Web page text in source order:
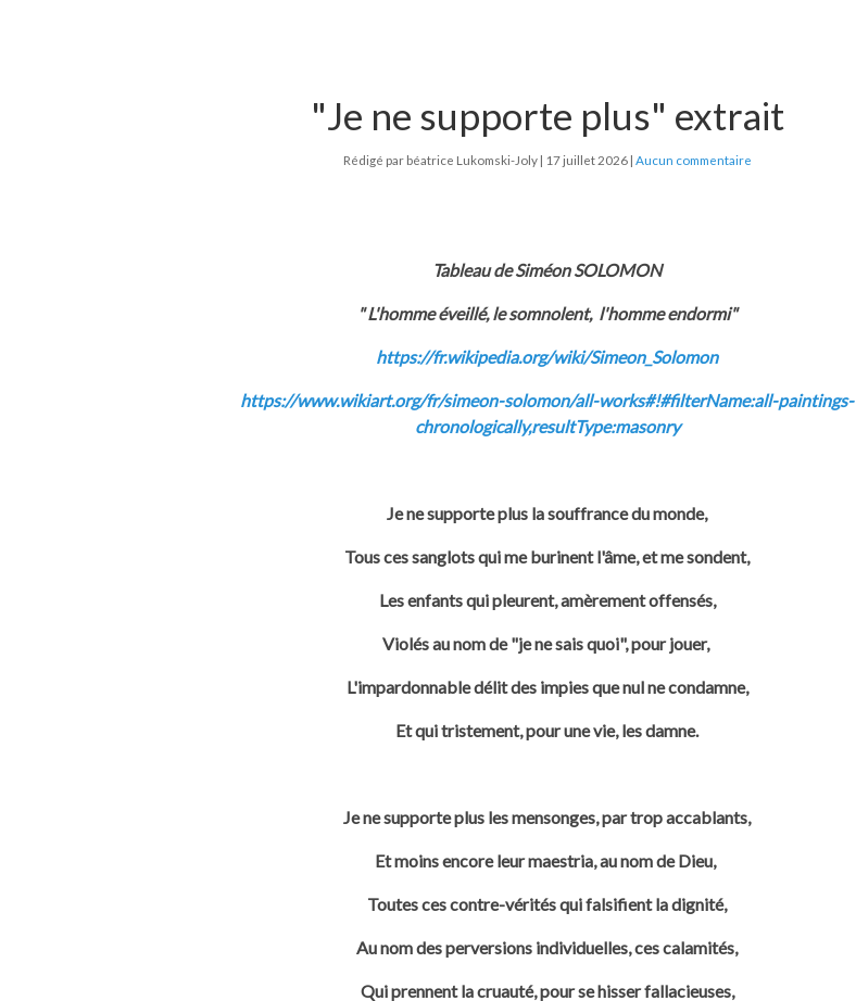
"Je ne supporte plus" extrait
Rédigé par béatrice Lukomski-Joly 17 juillet 2026 Aucun commentaire
Tableau de Siméon SOLOMON
" L'homme éveillé, le somnolent, l'homme endormi"
https://fr.wikipedia.org/wiki/Simeon_Solomon
https://www.wikiart.org/fr/simeon-solomon/all-works#!#filterName:all-paintings-
chronologically,resultType:masonry
Je ne supporte plus la souffrance du monde,
Tous ces sanglots qui me burinent l'âme, et me sondent,
Les enfants qui pleurent, amèrement offensés,
Violés au nom de "je ne sais quoi", pour jouer,
L'impardonnable délit des impies que nul ne condamne,
Et qui tristement, pour une vie, les damne.
Je ne supporte plus les mensonges, par trop accablants,
Et moins encore leur maestria, au nom de Dieu,
Toutes ces contre-vérités qui falsifient la dignité,
Au nom des perversions individuelles, ces calamités,
Qui prennent la cruauté, pour se hisser fallacieuses,